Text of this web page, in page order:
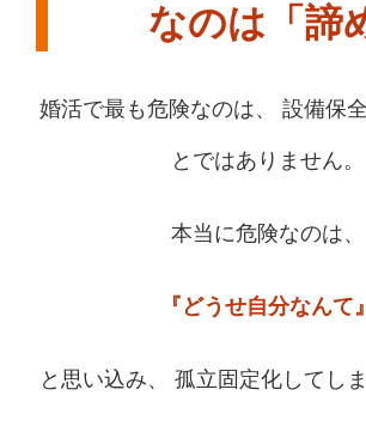
なのは「諦
婚活で最も危険なのは、 設備保
とではありません。
本当に危険なのは、
『どうせ自分なんて』
と思い込み、 孤立固定化してし